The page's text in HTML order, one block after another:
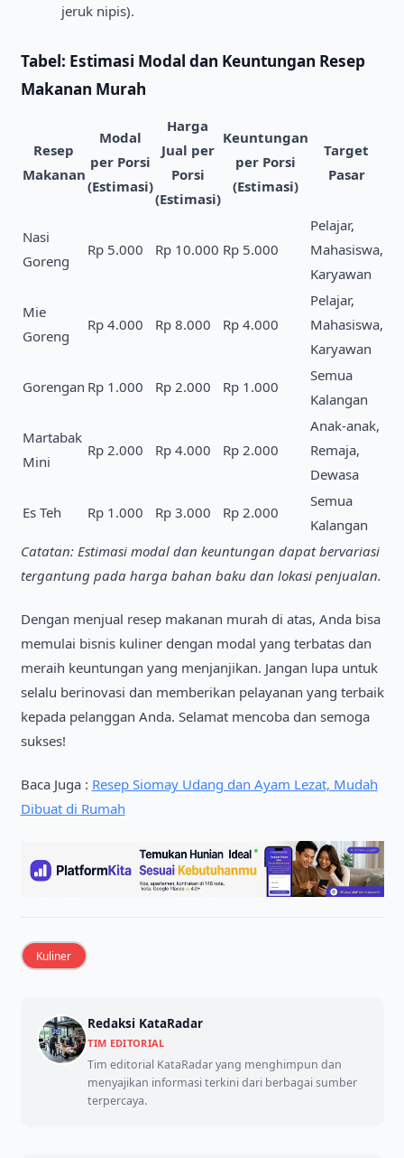
jeruk nipis).
Tabel: Estimasi Modal dan Keuntungan Resep
Makanan Murah
Resep
Makanan
Modal
per Porsi
(Estimasi)
Harga
Jual per
Porsi
(Estimasi)
Keuntungan
per Porsi
(Estimasi)
Target
Pasar
Nasi
Goreng
Rp 5.000 Rp 10.000 Rp 5.000
Pelajar,
Mahasiswa,
Karyawan
Mie
Goreng
Rp 4.000 Rp 8.000 Rp 4.000
Pelajar,
Mahasiswa,
Karyawan
Gorengan Rp 1.000 Rp 2.000 Rp 1.000
Semua
Kalangan
Martabak
Mini
Rp 2.000 Rp 4.000 Rp 2.000
Anak-anak,
Remaja,
Dewasa
Es Teh Rp 1.000 Rp 3.000 Rp 2.000
Semua
Kalangan
Catatan: Estimasi modal dan keuntungan dapat bervariasi
tergantung pada harga bahan baku dan lokasi penjualan.
Dengan menjual resep makanan murah di atas, Anda bisa
memulai bisnis kuliner dengan modal yang terbatas dan
meraih keuntungan yang menjanjikan. Jangan lupa untuk
selalu berinovasi dan memberikan pelayanan yang terbaik
kepada pelanggan Anda. Selamat mencoba dan semoga
sukses!
Baca Juga : Resep Siomay Udang dan Ayam Lezat, Mudah
Dibuat di Rumah
Kuliner
Redaksi KataRadar
TIM EDITORIAL
Tim editorial KataRadar yang menghimpun dan
menyajikan informasi terkini dari berbagai sumber
terpercaya.